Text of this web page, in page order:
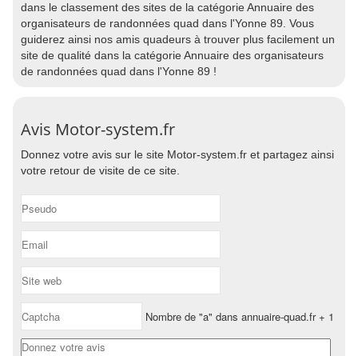
dans le classement des sites de la catégorie Annuaire des
organisateurs de randonnées quad dans l'Yonne 89. Vous
guiderez ainsi nos amis quadeurs à trouver plus facilement un
site de qualité dans la catégorie Annuaire des organisateurs
de randonnées quad dans l'Yonne 89 !
Avis Motor-system.fr
Donnez votre avis sur le site Motor-system.fr et partagez ainsi
votre retour de visite de ce site.
Nombre de "a" dans annuaire-quad.fr + 1